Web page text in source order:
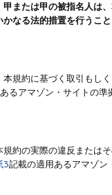
または甲の被指名人は
なる法的措置を行うこ
規約に基づく取引もし
るアマゾン・サイトの
約の実際の違反または
3記載の適用あるアマゾン